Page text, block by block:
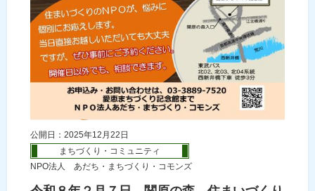
公開日：2025年12月22日
まちづくり・コミュニティ
NPO法人 あだち・まちづくり・コモンズ